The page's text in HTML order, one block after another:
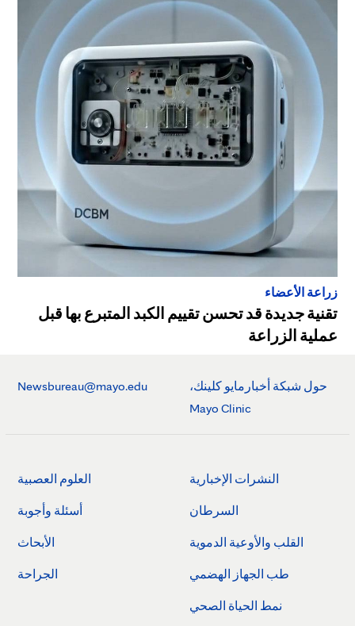
زراعة الأعضاء
تقنية جديدة قد تحسن تقييم الكبد المتبرع بها قبل
عملية الزراعة
حول شبكة أخبارمايو كلينك،
Mayo Clinic
Newsbureau@mayo.edu
النشرات الإخبارية
السرطان
القلب والأوعية الدموية
طب الجهاز الهضمي
نمط الحياة الصحي
العلوم العصبية
أسئلة وأجوبة
الأبحاث
الجراحة